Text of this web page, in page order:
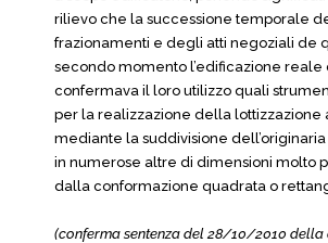
rilievo che la successione temporale
frazionamenti e degli atti negoziali de
secondo momento l’edificazione reale
confermava il loro utilizzo quali
per la realizzazione della lottizzazione
mediante la suddivisione
in numerose altre di dimensioni molto
dalla conformazione quadrata o
(conferma sentenza del 28/10/2010 della